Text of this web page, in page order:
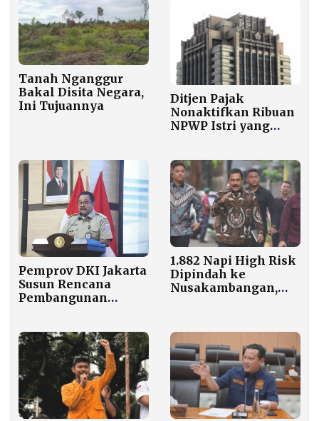
Tanah Nganggur
Bakal Disita Negara,
Ini Tujuannya
Ditjen Pajak
Nonaktifkan Ribuan
NPWP Istri yang
Pemprov DKI Jakarta
Susun Rencana
Pembangunan
1.882 Napi High Risk
Dipindah ke
Nusakambangan,